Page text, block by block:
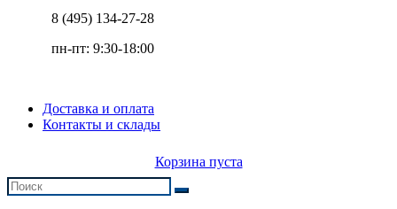
8 (495) 134-27-28
пн-пт: 9:30-18:00
Доставка и оплата
Контакты и склады
Корзина пуста